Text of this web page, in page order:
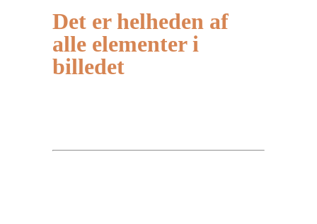
Det er helheden af
alle elementer i
billedet